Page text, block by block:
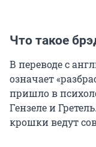
Что такое
В переводе с
означает
пришло в
Гензеле и
крошки ведут